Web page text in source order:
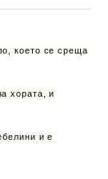
което се среща
хората, и
и е